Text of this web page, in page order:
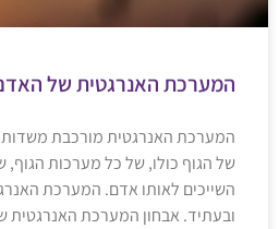
המערכת האנרגטית של
המערכת האנרגטית מורכבת משדות
של הגוף כולו, של כל מערכות הגוף,
השייכים לאותו אדם. המערכת
ובעתיד. אבחון המערכת האנרגטית